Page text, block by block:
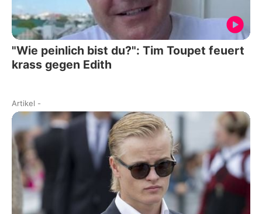
"Wie peinlich bist du?": Tim Toupet feuert
krass gegen Edith
Artikel -